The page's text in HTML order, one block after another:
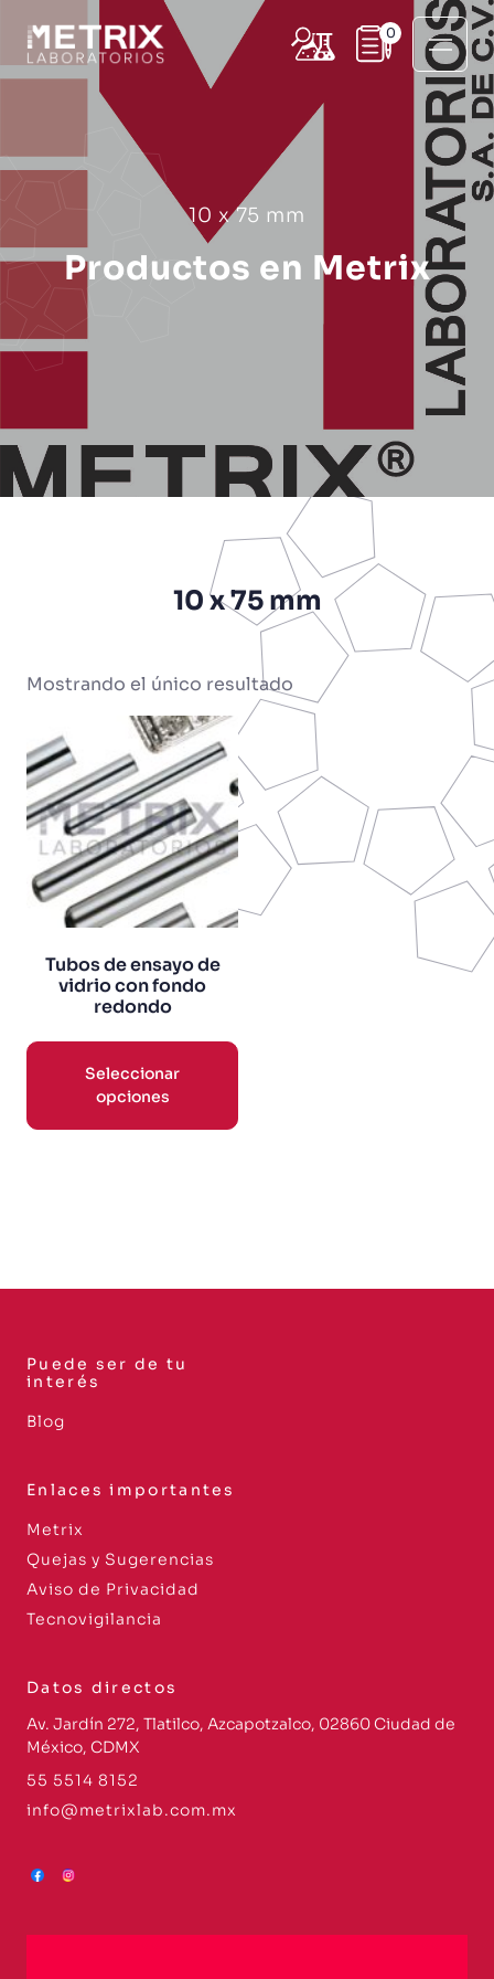
0
10 x 75 mm
Productos en Metrix
10 x 75 mm
Mostrando el único resultado
Tubos de ensayo de
vidrio con fondo
redondo
Seleccionar
opciones
Puede ser de tu
interés
Blog
Enlaces importantes
Metrix
Quejas y Sugerencias
Aviso de Privacidad
Tecnovigilancia
Datos directos
Av. Jardín 272, Tlatilco, Azcapotzalco, 02860 Ciudad de
México, CDMX
55 5514 8152
info@metrixlab.com.mx